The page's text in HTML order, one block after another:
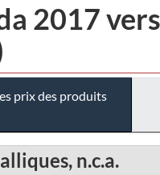
2017
prix des produits
n.c.a.